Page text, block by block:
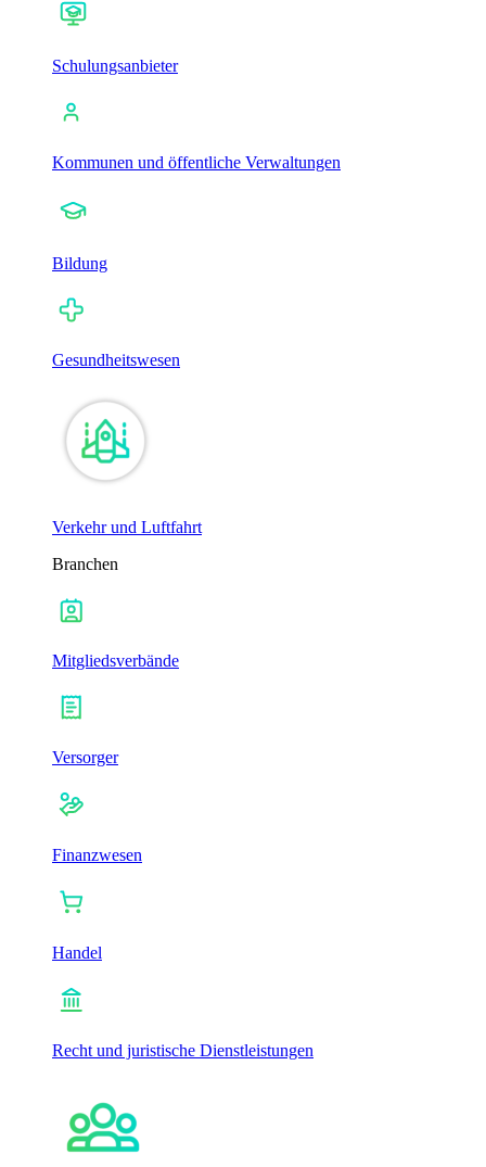
Schulungsanbieter
Kommunen und öffentliche Verwaltungen
Bildung
Gesundheitswesen
Verkehr und Luftfahrt
Branchen
Mitgliedsverbände
Versorger
Finanzwesen
Handel
Recht und juristische Dienstleistungen